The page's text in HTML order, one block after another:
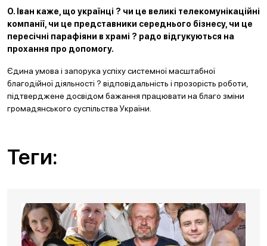
О. Іван каже, що українці ? чи це великі телекомунікаційні
компанії, чи це представники середнього бізнесу, чи це
пересічні парафіяни в храмі ? радо відгукуються на
прохання про допомогу.
Єдина умова і запорука успіху системної масштабної
благодійної діяльності ? відповідальність і прозорість роботи,
підтверджене досвідом бажання працювати на благо зміни
громадянського суспільства України.
Теги: